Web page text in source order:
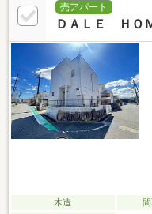
売アパート
ＤＡＬＥ ＨＯ
木造